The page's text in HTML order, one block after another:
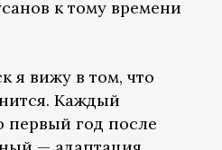
к тому времени
я вижу в том, что
Каждый
первый год после